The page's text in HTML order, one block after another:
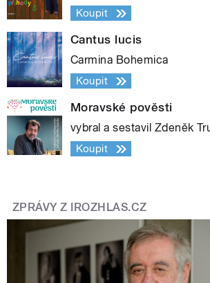
Koupit
Cantus lucis
Carmina Bohemica
Koupit
Moravské pověsti
vybral a sestavil Zdeněk
Koupit
ZPRÁVY Z IROZHLAS.CZ